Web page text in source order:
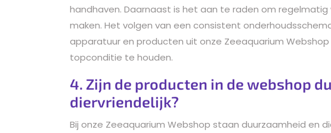
handhaven. Daarnaast is het aan te raden om
maken. Het volgen van een consistent
apparatuur en producten uit onze Zeeaquarium
topconditie te houden.
4. Zijn de producten in de webshop
diervriendelijk?
Bij onze Zeeaquarium Webshop staan duurzaamheid en